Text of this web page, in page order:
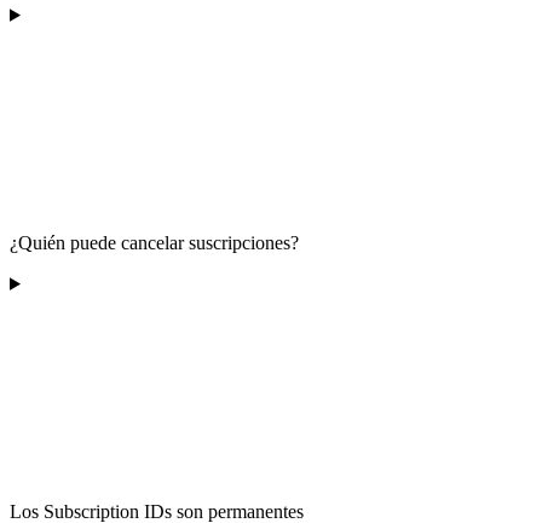
¿Quién puede cancelar suscripciones?
Los Subscription IDs son permanentes